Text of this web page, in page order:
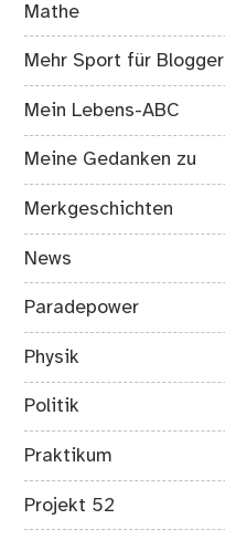
Mathe
Mehr Sport für Blogger
Mein Lebens-ABC
Meine Gedanken zu
Merkgeschichten
News
Paradepower
Physik
Politik
Praktikum
Projekt 52